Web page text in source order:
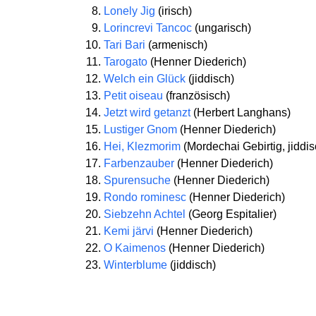
Lonely Jig (irisch)
Lorincrevi Tancoc (ungarisch)
Tari Bari (armenisch)
Tarogato (Henner Diederich)
Welch ein Glück (jiddisch)
Petit oiseau (französisch)
Jetzt wird getanzt(Herbert Langhans)
Lustiger Gnom (Henner Diederich)
Hei, Klezmorim (Mordechai Gebirtig,
Farbenzauber (Henner Diederich)
Spurensuche (Henner Diederich)
Rondo rominesc (Henner Diederich)
Siebzehn Achtel (Georg Espitalier)
Kemi järvi (Henner Diederich)
O Kaimenos (Henner Diederich)
Winterblume (jiddisch)